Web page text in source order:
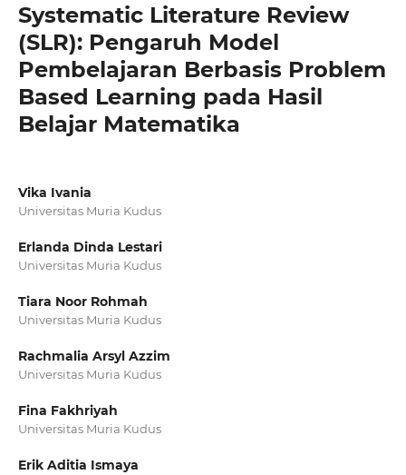
Systematic Literature Review
(SLR): Pengaruh Model
Pembelajaran Berbasis Problem
Based Learning pada Hasil
Belajar Matematika
Vika Ivania
Universitas Muria Kudus
Erlanda Dinda Lestari
Universitas Muria Kudus
Tiara Noor Rohmah
Universitas Muria Kudus
Rachmalia Arsyl Azzim
Universitas Muria Kudus
Fina Fakhriyah
Universitas Muria Kudus
Erik Aditia Ismaya